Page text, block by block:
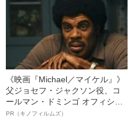
《映画『Michael／マイケル』》
父ジョセフ・ジャクソン役、コ
ールマン・ドミンゴ オフィシャ
ルインタビュー“観客を魅了した
PR（キノフィルムズ）